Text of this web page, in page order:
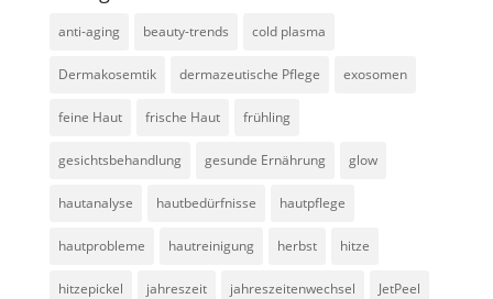
anti-aging beauty-trends cold plasma
Dermakosemtik dermazeutische Pflege exosomen
feine Haut frische Haut frühling
gesichtsbehandlung gesunde Ernährung glow
hautanalyse hautbedürfnisse hautpflege
hautprobleme hautreinigung herbst hitze
hitzepickel jahreszeit jahreszeitenwechsel JetPeel